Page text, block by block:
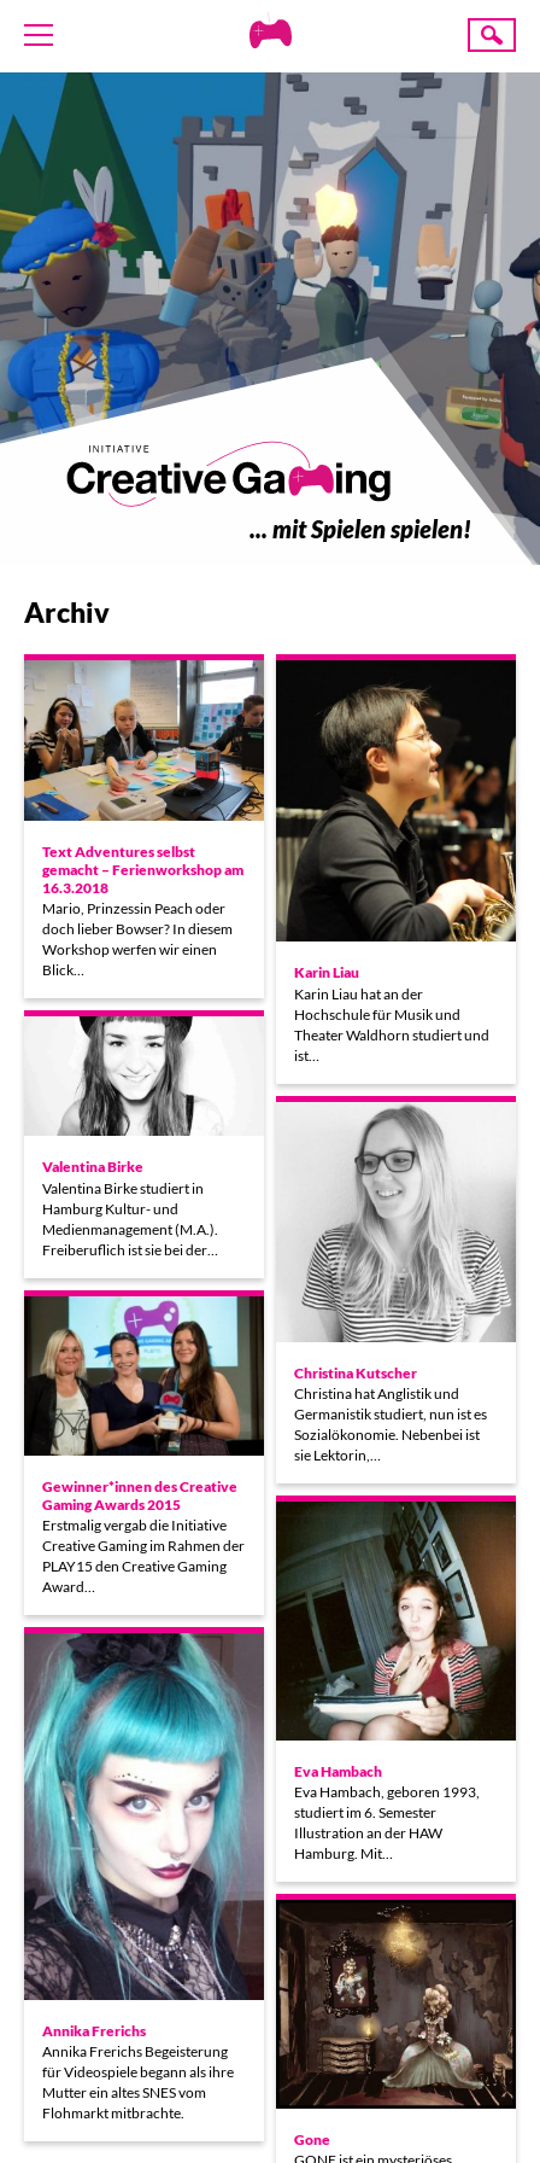
Creative
AKTUELLES
TERMINE
ANGEBOTE
PROJEKTE
PRESSE
SPENDE
Suche
... mit Spielen spielen!
Archiv
Text Adventures selbst
gemacht – Ferienworkshop am
16.3.2018
Mario, Prinzessin Peach oder
doch lieber Bowser? In diesem
Workshop werfen wir einen
Blick…
Karin Liau
Karin Liau hat an der
Hochschule für Musik und
Theater Waldhorn studiert und
ist…
Valentina Birke
Valentina Birke studiert in
Hamburg Kultur- und
Medienmanagement (M.A.).
Freiberuflich ist sie bei der…
Christina Kutscher
Christina hat Anglistik und
Germanistik studiert, nun ist es
Sozialökonomie. Nebenbei ist
sie Lektorin,…
Gewinner*innen des Creative
Gaming Awards 2015
Erstmalig vergab die Initiative
Creative Gaming im Rahmen der
PLAY15 den Creative Gaming
Award…
Eva Hambach
Eva Hambach, geboren 1993,
studiert im 6. Semester
Illustration an der HAW
Hamburg. Mit…
Annika Frerichs
Annika Frerichs Begeisterung
für Videospiele begann als ihre
Mutter ein altes SNES vom
Flohmarkt mitbrachte.
Gone